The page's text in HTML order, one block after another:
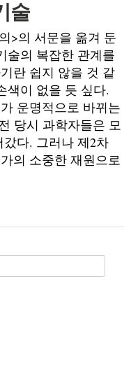
술
>의 서문을 옮겨 둔
술의 복잡한 관계를
란 쉽지 않을 것 같
색이 없을 듯 싶다.
운명적으로 바뀌는
당시 과학자들은 모
다. 그러나 제2차
의 소중한 재원으로